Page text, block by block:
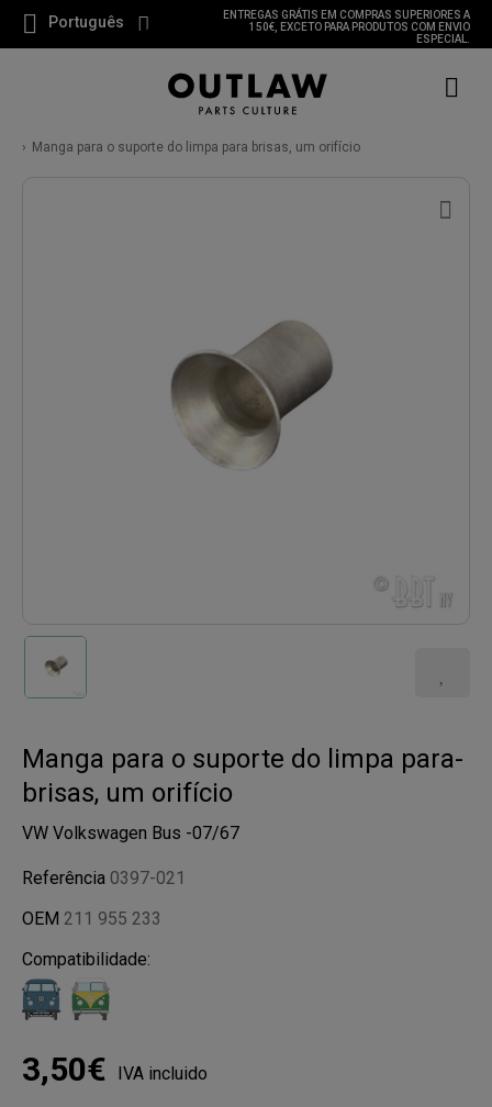
Português
ENTREGAS GRÁTIS EM COMPRAS SUPERIORES A
150€, EXCETO PARA PRODUTOS COM ENVIO
ESPECIAL.
Manga para o suporte do limpa para brisas, um orifício
Manga para o suporte do limpa para-
brisas, um orifício
VW Volkswagen Bus -07/67
Referência 0397-021
OEM 211 955 233
Compatibilidade:
3,50€ IVA incluido